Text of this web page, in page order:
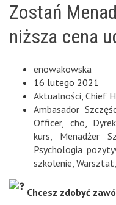
Zostań
niższa cena
enowakowska
16 lutego 2021
Aktualności Chief
Ambasador
Officer, cho
kurs
Menadżer
Psychologia
szkolenie Warsztat
Chcesz zdobyć